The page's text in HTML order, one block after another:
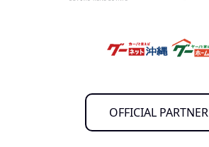
OFFICIAL PARTNER